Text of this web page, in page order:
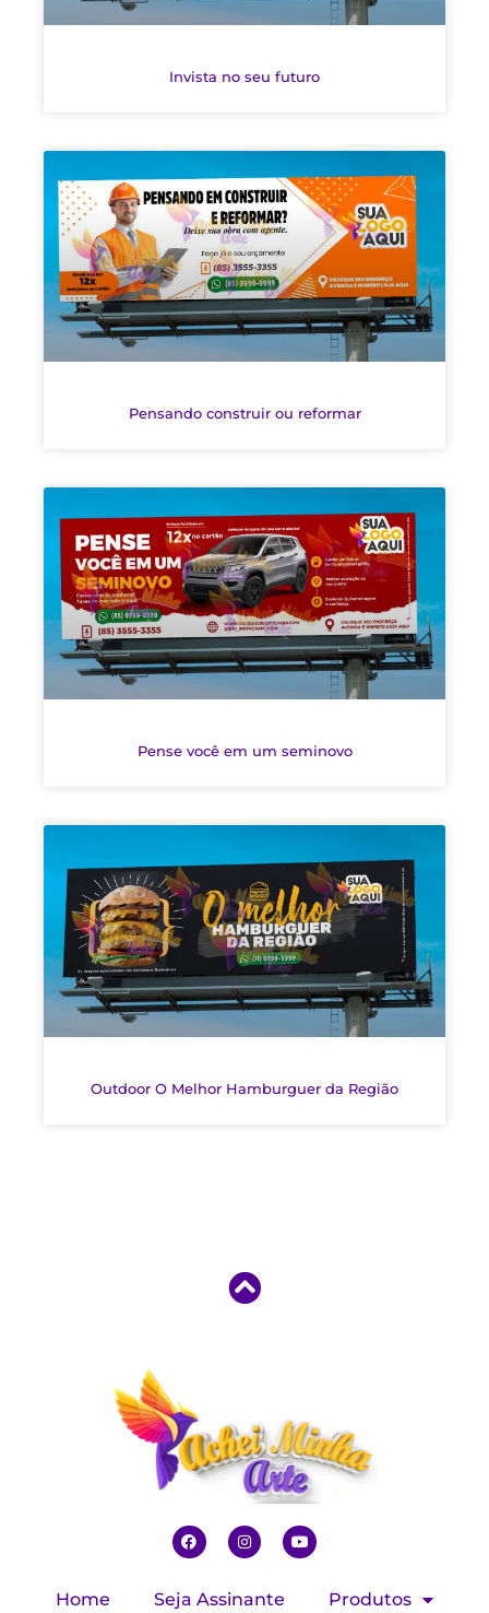
Invista no seu futuro
Pensando construir ou reformar
Pense você em um seminovo
Outdoor O Melhor Hamburguer da Região
Home Seja Assinante Produtos